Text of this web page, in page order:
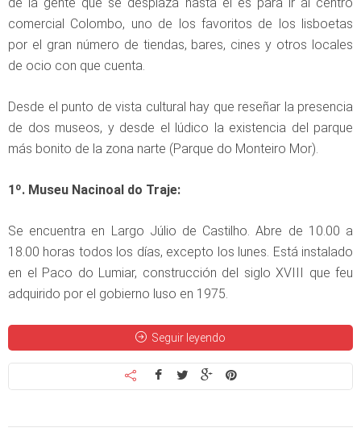
comercial Colombo, uno de los favoritos de los lisboetas
por el gran número de tiendas, bares, cines y otros locales
de ocio con que cuenta.
Desde el punto de vista cultural hay que reseñar la presencia
de dos museos, y desde el lúdico la existencia del parque
más bonito de la zona narte (Parque do Monteiro Mor).
1º. Museu Nacinoal do Traje:
Se encuentra en Largo Júlio de Castilho. Abre de 10.00 a
18.00 horas todos los días, excepto los lunes. Está instalado
en el Paco do Lumiar, construcción del siglo XVIII que feu
adquirido por el gobierno luso en 1975.
Seguir leyendo